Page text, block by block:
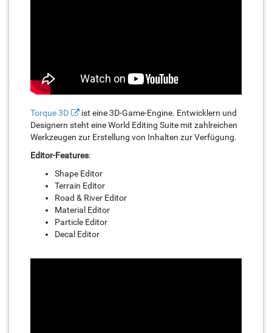
Torque 3D
ist eine 3D-Game-Engine. Entwicklern und
Designern steht eine World Editing Suite mit zahlreichen
Werkzeugen zur Erstellung von Inhalten zur Verfügung.
Editor-Features:
Shape Editor
Terrain Editor
Road & River Editor
Material Editor
Particle Editor
Decal Editor